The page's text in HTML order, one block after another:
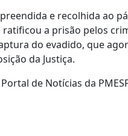
e recolhida ao
a prisão pelos
do evadido, que
da Justiça.
Portal de Notícias da